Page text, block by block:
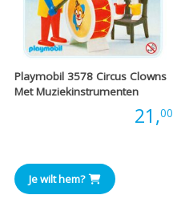
Playmobil 3578 Circus Clowns
Met Muziekinstrumenten
21,00
Je wilt hem?